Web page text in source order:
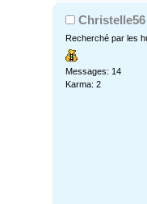
Christelle56
Recherché par les
Messages: 14
Karma: 2